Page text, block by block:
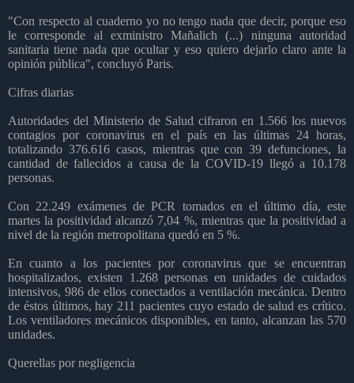
"Con respecto al cuaderno yo no tengo nada que decir, porque eso
le corresponde al exministro Mañalich (...) ninguna autoridad
sanitaria tiene nada que ocultar y eso quiero dejarlo claro ante la
opinión pública", concluyó Paris.
Cifras diarias
Autoridades del Ministerio de Salud cifraron en 1.566 los nuevos
contagios por coronavirus en el país en las últimas 24 horas,
totalizando 376.616 casos, mientras que con 39 defunciones, la
cantidad de fallecidos a causa de la COVID-19 llegó a 10.178
personas.
Con 22.249 exámenes de PCR tomados en el último día, este
martes la positividad alcanzó 7,04 %, mientras que la positividad a
nivel de la región metropolitana quedó en 5 %.
En cuanto a los pacientes por coronavirus que se encuentran
hospitalizados, existen 1.268 personas en unidades de cuidados
intensivos, 986 de ellos conectados a ventilación mecánica. Dentro
de éstos últimos, hay 211 pacientes cuyo estado de salud es crítico.
Los ventiladores mecánicos disponibles, en tanto, alcanzan las 570
unidades.
Querellas por negligencia